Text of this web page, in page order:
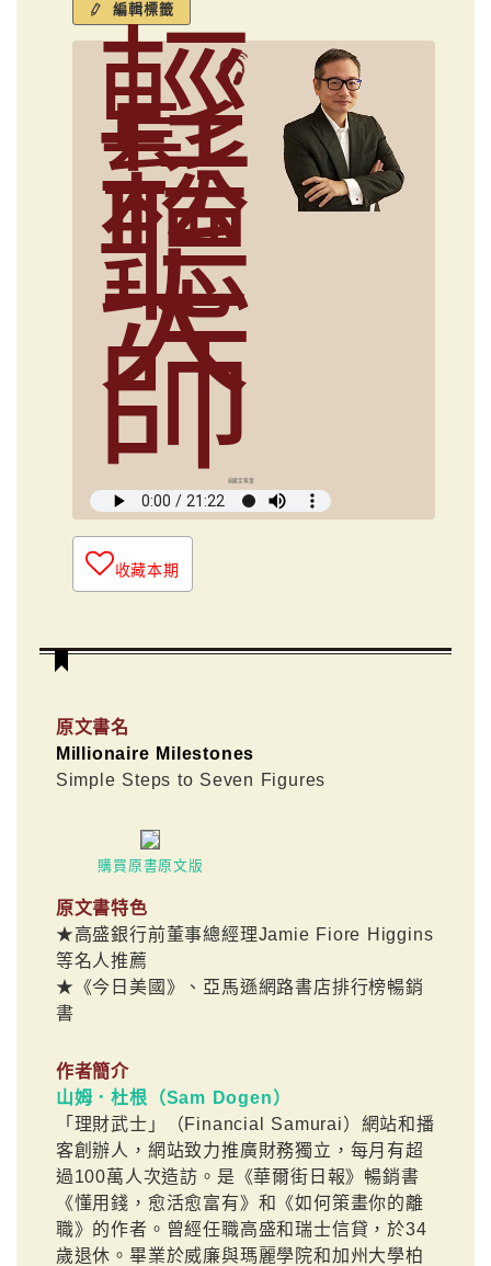
編輯標籤
輕
鬆
聽
大
師
俞國定導讀
收藏本期
原文書名
Millionaire Milestones
Simple Steps to Seven Figures
購買原書原文版
原文書特色
★高盛銀行前董事總經理Jamie Fiore Higgins
等名人推薦
★《今日美國》、亞馬遜網路書店排行榜暢銷
書
作者簡介
山姆．杜根（Sam Dogen）
「理財武士」（Financial Samurai）網站和播
客創辦人，網站致力推廣財務獨立，每月有超
過100萬人次造訪。是《華爾街日報》暢銷書
《懂用錢，愈活愈富有》和《如何策畫你的離
職》的作者。曾經任職高盛和瑞士信貸，於34
歲退休。畢業於威廉與瑪麗學院和加州大學柏